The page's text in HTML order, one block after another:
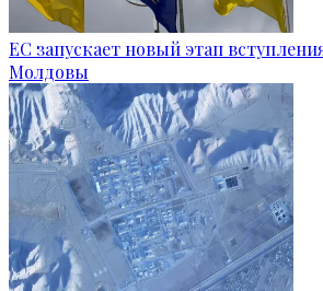
ЕС запускает новый этап
Молдовы